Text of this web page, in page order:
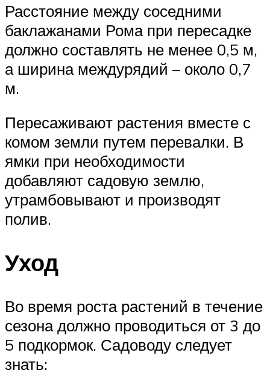
Расстояние между соседними
баклажанами Рома при пересадке
должно составлять не менее 0,5 м,
а ширина междурядий – около 0,7
м.
Пересаживают растения вместе с
комом земли путем перевалки. В
ямки при необходимости
добавляют садовую землю,
утрамбовывают и производят
полив.
Уход
Во время роста растений в течение
сезона должно проводиться от 3 до
5 подкормок. Садоводу следует
знать: